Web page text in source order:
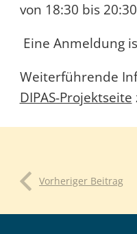
von 18:30 bis
Eine Anmeldung
Weiterführende
DIPAS-Projektseite
Vorheriger Beitrag